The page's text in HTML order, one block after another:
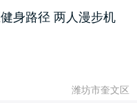
身路径 两人漫步机
潍坊市奎文区